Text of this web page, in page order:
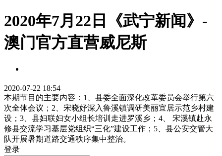
2020年7月22日《武宁新闻》-
澳门官方直营威尼斯
2020-07-22 18:54
本期节目的主要内容：1、县委全面深化改革委员会举行第六
次全体会议；2、宋晓妤深入鲁溪镇调研美丽宜居示范乡村建
设；3、县妇联妇女小组长培训走进罗溪乡；4、 宋溪镇赴永
修县交流学习基层党组织“三化”建设工作；5、县公安交管大
队开展暑期道路交通秩序集中整治。
登录